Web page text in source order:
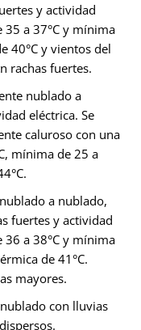
y actividad
a 37°C y mínima
40°C y vientos del
rachas fuertes.
nublado a
eléctrica. Se
caluroso con una
mínima de 25 a
a nublado,
fuertes y actividad
a 38°C y mínima
de 41°C.
mayores.
con lluvias